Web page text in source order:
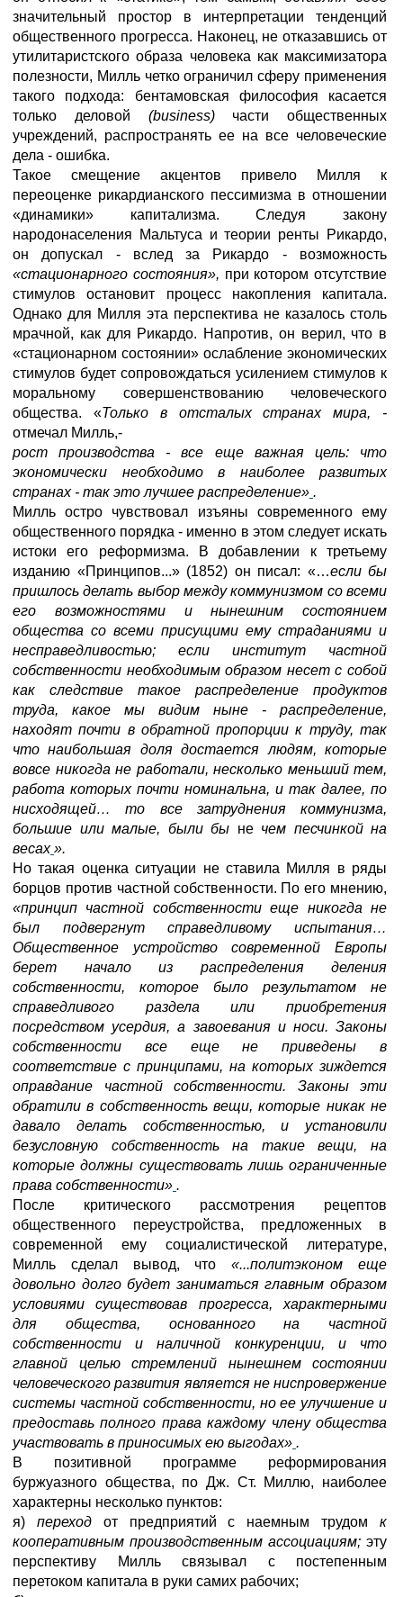
значительный простор в интерпретации тенденций
общественного прогресса. Наконец, не отказавшись от
утилитаристского образа человека как максимизатора
полезности, Милль четко ограничил сферу применения
такого подхода: бентамовская философия касается
только деловой (business)части общественных
учреждений, распространять ее на все человеческие
дела - ошибка.
Такое смещение акцентов привело Милля к
переоценке рикардианского пессимизма в отношении
«динамики» капитализма. Следуя закону
народонаселения Мальтуса и теории ренты Рикардо,
он допускал - вслед за Рикардо - возможность
«стационарного состояния», при котором отсутствие
стимулов остановит процесс накопления капитала.
Однако для Милля эта перспектива не казалось столь
мрачной, как для Рикардо. Напротив, он верил, что в
«стационарном состоянии» ослабление экономических
стимулов будет сопровождаться усилением стимулов к
моральному совершенствованию человеческого
общества. «Только в отсталых странах мира, -
отмечал Милль,-
рост производства - все еще важная цель: что
экономически необходимо в наиболее развитых
странах - так это лучшее распределение» .
Милль остро чувствовал изъяны современного ему
общественного порядка - именно в этом следует искать
истоки его реформизма. В добавлении к третьему
изданию «Принципов...» (1852) он писал: «…если бы
пришлось делать выбор между коммунизмом со всеми
его возможностями и нынешним состоянием
общества со всеми присущими ему страданиями и
несправедливостью; если институт частной
собственности необходимым образом несет с собой
как следствие такое распределение продуктов
труда, какое мы видим ныне - распределение,
находят почти в обратной пропорции к труду, так
что наибольшая доля достается людям, которые
вовсе никогда не работали, несколько меньший тем,
работа которых почти номинальна, и так далее, по
нисходящей… то все затруднения коммунизма,
большие или малые, были бы не чем песчинкой на
весах ».
Но такая оценка ситуации не ставила Милля в ряды
борцов против частной собственности. По его мнению,
«принцип частной собственности еще никогда не
был подвергнут справедливому испытания…
Общественное устройство современной Европы
берет начало из распределения деления
собственности, которое было результатом не
справедливого раздела или приобретения
посредством усердия, а завоевания и носи. Законы
собственности все еще не приведены в
соответствие с принципами, на которых зиждется
оправдание частной собственности. Законы эти
обратили в собственность вещи, которые никак не
давало делать собственностью, и установили
безусловную собственность на такие вещи, на
которые должны существовать лишь ограниченные
права собственности» .
После критического рассмотрения рецептов
общественного переустройства, предложенных в
современной ему социалистической литературе,
Милль сделал вывод, что«...политэконом еще
довольно долго будет заниматься главным образом
условиями существовав прогресса, характерными
для общества, основанного на частной
собственности и наличной конкуренции, и что
главной целью стремлений нынешнем состоянии
человеческого развития является не нucnpoвержение
системы частной собственности, но ее улучшение и
предоставь полного права каждому члену общества
участвовать в приносимых ею выгодах» .
В позитивной программе реформирования
буржуазного общества, по Дж. Ст. Миллю, наиболее
характерны несколько пунктов:
я) переходот предприятий с наемным трудомк
кооперативным производственным ассоциациям; эту
перспективу Милль связывал с постепенным
перетоком капитала в руки самих рабочих;